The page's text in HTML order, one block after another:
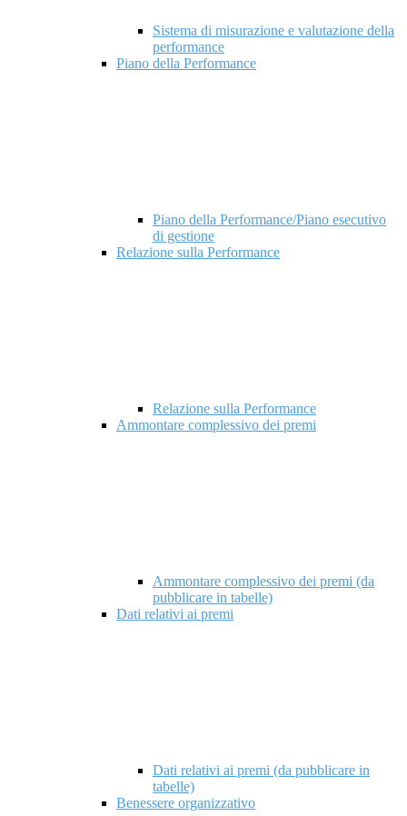
Sistema di misurazione e valutazione della
performance
Piano della Performance
Piano della Performance/Piano esecutivo
di gestione
Relazione sulla Performance
Relazione sulla Performance
Ammontare complessivo dei premi
Ammontare complessivo dei premi (da
pubblicare in tabelle)
Dati relativi ai premi
Dati relativi ai premi (da pubblicare in
tabelle)
Benessere organizzativo